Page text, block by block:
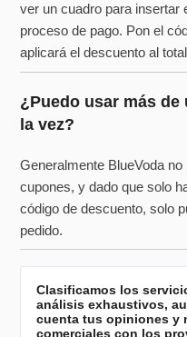
ver un cuadro para insertar
proceso de pago. Pon el
aplicará el descuento al
¿Puedo usar más de
la vez?
Generalmente BlueVoda
cupones, y dado que solo
código de descuento, solo
pedido.
Clasificamos los
análisis exhaustivos,
cuenta tus opiniones y
comerciales con los